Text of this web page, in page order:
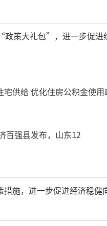
策大礼包”，进一步促进
宅供给 优化住房公积金使用
百强县发布，山东12
措施，进一步促进经济稳健